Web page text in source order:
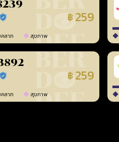
ร้านยืนยันแล้ว ฿ 259
คลาภ สุขภาพ
ร้านยืนยันแล้ว ฿ 259
คลาภ สุขภาพ